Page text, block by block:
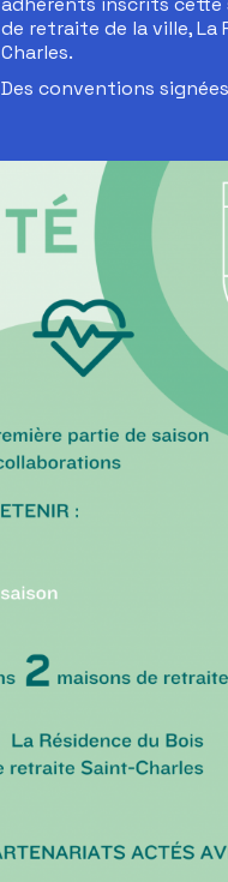
de retraite de la ville, La
Charles.
Des conventions